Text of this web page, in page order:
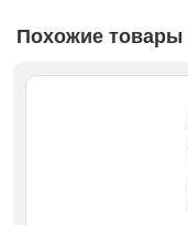
Похожие товары